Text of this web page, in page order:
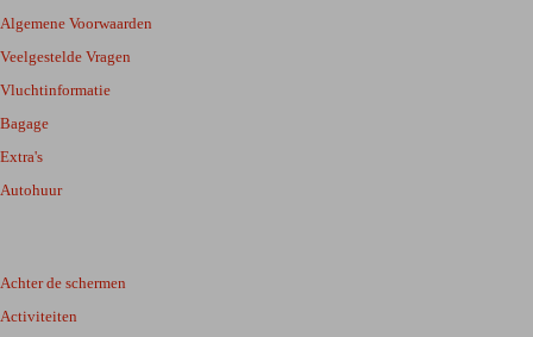
Algemene Voorwaarden
Veelgestelde Vragen
Vluchtinformatie
Bagage
Extra's
Autohuur
Achter de schermen
Activiteiten